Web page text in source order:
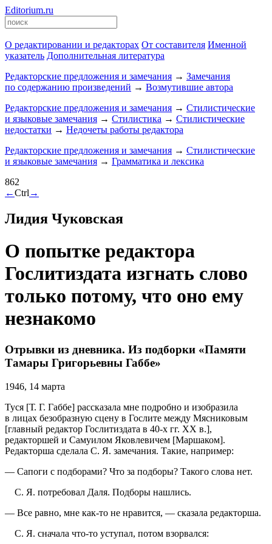
Editorium.ru
О редактировании и редакторах От составителя Именной
указатель Дополнительная литература
Редакторские предложения и замечания → Замечания
по содержанию произведений → Возмутившие автора
Редакторские предложения и замечания → Стилистические
и языковые замечания → Стилистика → Стилистические
недостатки → Недочеты работы редактора
Редакторские предложения и замечания → Стилистические
и языковые замечания → Грамматика и лексика
862
←Ctrl →
Лидия Чуковская
О попытке редактора
Гослитиздата изгнать слово
только потому, что оно ему
незнакомо
Отрывки из дневника. Из подборки «Памяти
Тамары Григорьевны Габбе»
1946, 14 марта
Туся [Т. Г. Габбе] рассказала мне подробно и изобразила
в лицах безобразную сцену в Гослите между Мясниковым
[главный редактор Гослитиздата в 40-х гг. ХХ в.],
редакторшей и Самуилом Яковлевичем [Маршаком].
Редакторша сделала С. Я. замечания. Такие, например:
— Сапоги с подборами? Что за подборы? Такого слова нет.
С. Я. потребовал Даля. Подборы нашлись.
— Все равно, мне как-то не нравится, — сказала редакторша.
С. Я. сначала что-то уступал, потом взорвался: